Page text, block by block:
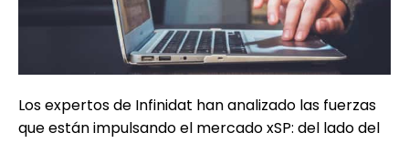
Los expertos de Infinidat han analizado las fuerzas
que están impulsando el mercado xSP: del lado del